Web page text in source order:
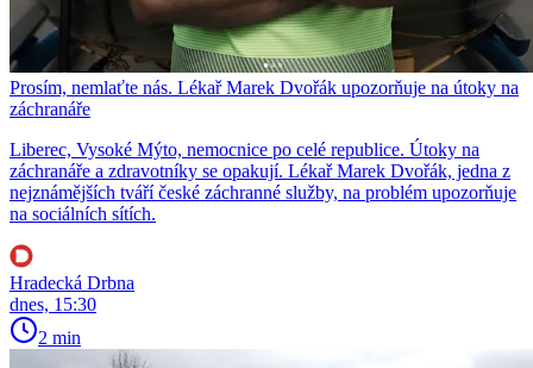
Prosím, nemlaťte nás. Lékař Marek Dvořák upozorňuje na útoky na
záchranáře
Liberec, Vysoké Mýto, nemocnice po celé republice. Útoky na
záchranáře a zdravotníky se opakují. Lékař Marek Dvořák, jedna z
nejznámějších tváří české záchranné služby, na problém upozorňuje
na sociálních sítích.
Hradecká Drbna
dnes, 15:30
2 min